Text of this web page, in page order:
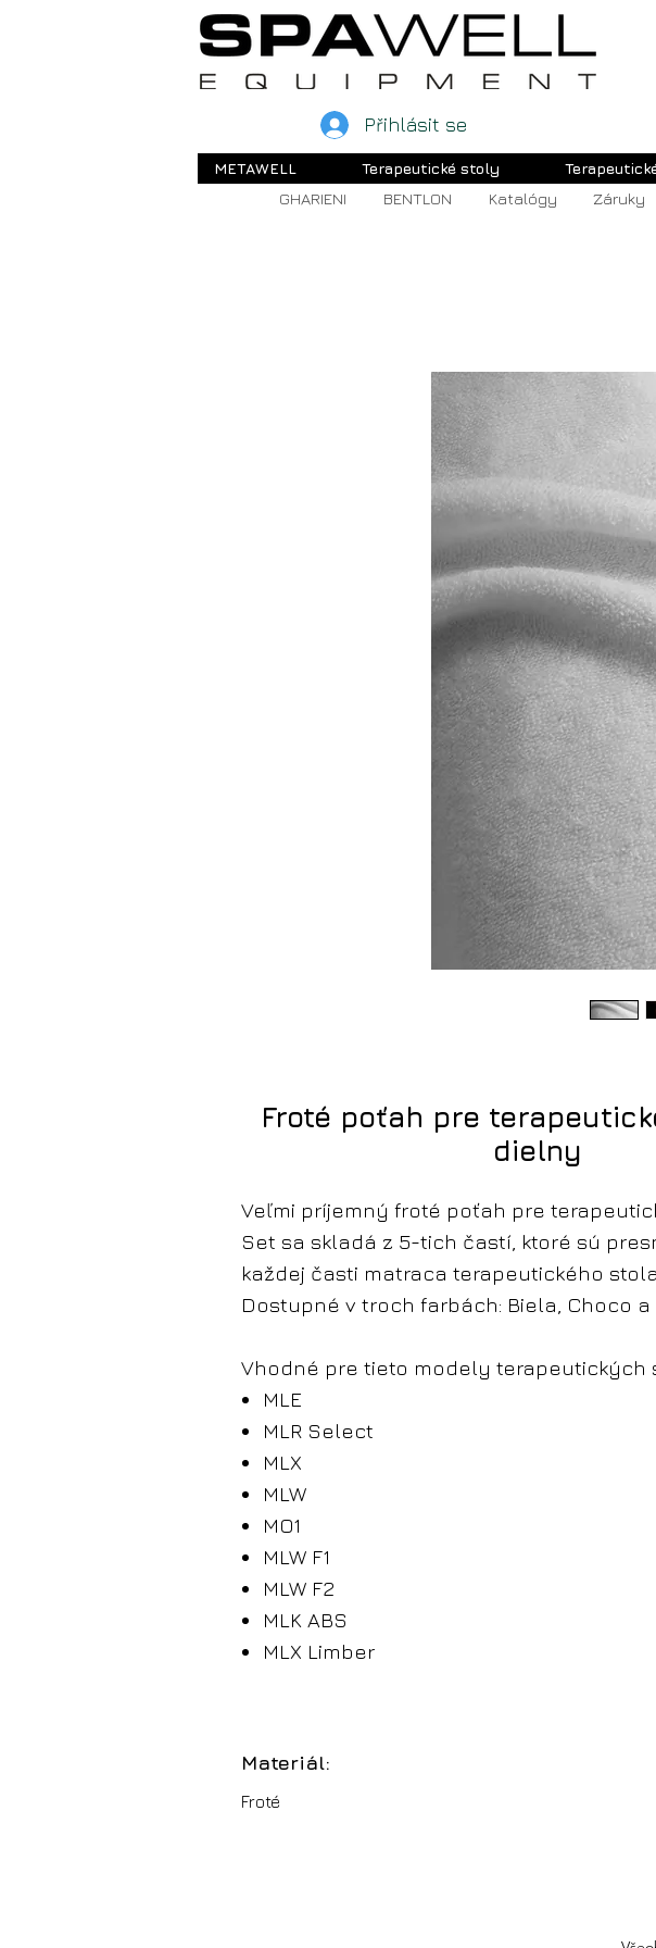
Přihlásit se
METAWELL Terapeutické stoly
GHARIENI
BENTLON Katalógy Záruky
Froté poťah pre
dielny
Veľmi príjemný froté poťah pre
Set sa skladá z 5-tich častí, ktoré sú
každej časti matraca terapeutického stola.
Dostupné v troch farbách: Biela, Choco a
Vhodné pre tieto modely terapeutických
MLE
MLR Select
MLX
MLW
MO1
MLW F1
MLW F2
MLK ABS
MLX Limber
Materiál:
Froté